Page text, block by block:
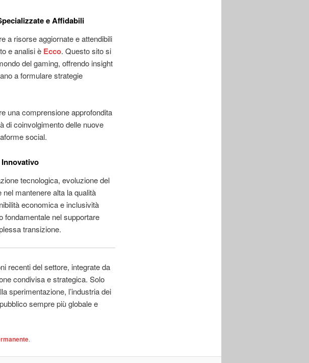
e Affidabili
a risorse aggiornate e attendibili
e analisi è Ecco. Questo sito si
del gaming, offrendo insight
a formulare strategie
una comprensione approfondita
di coinvolgimento delle nuove
social.
tecnologica, evoluzione del
mantenere alta la qualità
economica e inclusività
fondamentale nel supportare
transizione.
recenti del settore, integrate da
condivisa e strategica. Solo
sperimentazione, l’industria dei
sempre più globale e
.